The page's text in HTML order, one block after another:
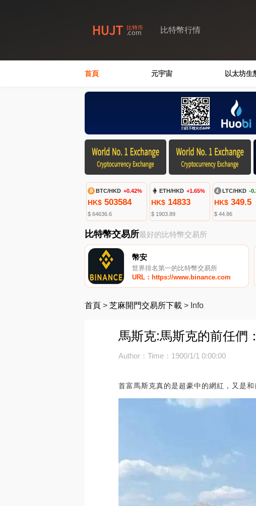
比特幣行情
首頁 元宇宙 以太坊生
BTC/HKD +0.41%
HK$ 503575
$ 64635.5
ETH/HKD +1.65%
HK$14833
$ 1903.88
LTC/HKD -
HK$349.5
$ 44.86
比特幣交易所最好的比特幣交易所
幣安
世界排名第一的比特幣交易所
URL：https://www.binance.com
首頁 > 芝麻開門交易所下載 > Info
馬斯克:馬斯克的前任們
Author：Time：1900/1/1 0:00:00
首富馬斯克真的是超豪中的網紅，又是